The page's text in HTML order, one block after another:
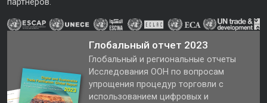
партнеров.
Глобальный отчет 2023
Глобальный и региональные отчеты
Исследования ООН по вопросам
упрощения процедур торговли с
использованием цифровых и